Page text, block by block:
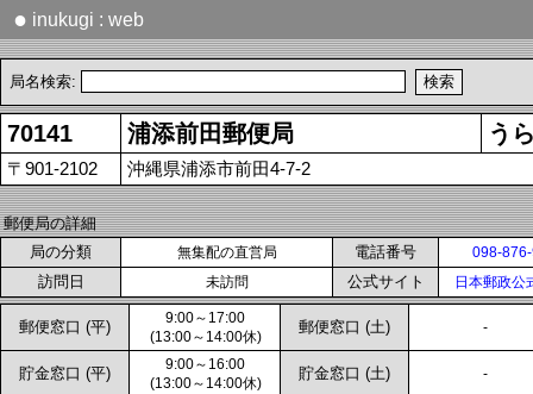
● inukugi : web
局名検索:
70141 浦添前田郵便局 う
〒901-2102 沖縄県浦添市前田4-7-2
郵便局の詳細
局の分類
無集配の直営局 電話番号 098-
訪問日 未訪問 公式サイト 日本郵政公
郵便窓口 (平)
9:00～17:00
(13:00～14:00休)
郵便窓口 (土) -
貯金窓口 (平)
9:00～16:00
(13:00～14:00休)
貯金窓口 (土) -